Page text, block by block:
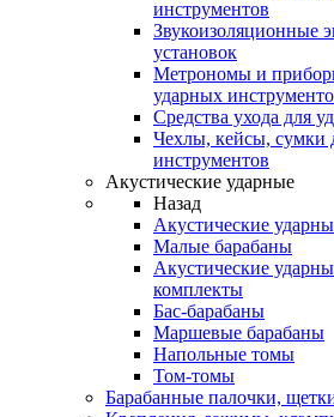
инструментов
Звукоизоляционные
установок
Метрономы и
ударных
Средства ухода для
Чехлы, кейсы, сумки
инструментов
Акустические ударные
Назад
Акустические
Mалые барабаны
Акустические
комплекты
Бас-барабаны
Маршевые барабаны
Напольные томы
Том-томы
Барабанные палочки,